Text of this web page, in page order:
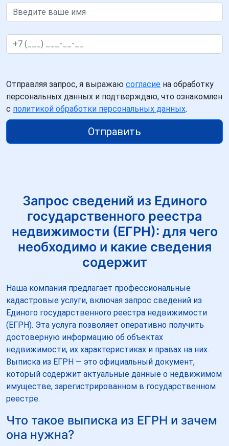
Отправляя запрос, я выражаю согласие на обработку
персональных данных и подтверждаю, что ознакомлен
с политикой обработки персональных данных.
Отправить
Запрос сведений из Единого
государственного реестра
недвижимости (ЕГРН): для чего
необходимо и какие сведения
содержит
Наша компания предлагает профессиональные
кадастровые услуги, включая запрос сведений из
Единого государственного реестра недвижимости
(ЕГРН). Эта услуга позволяет оперативно получить
достоверную информацию об объектах
недвижимости, их характеристиках и правах на них.
Выписка из ЕГРН — это официальный документ,
который содержит актуальные данные о недвижимом
имуществе, зарегистрированном в государственном
реестре.
Что такое выписка из ЕГРН и зачем
она нужна?